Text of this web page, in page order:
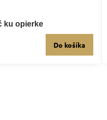
ku opierke
Do košíka